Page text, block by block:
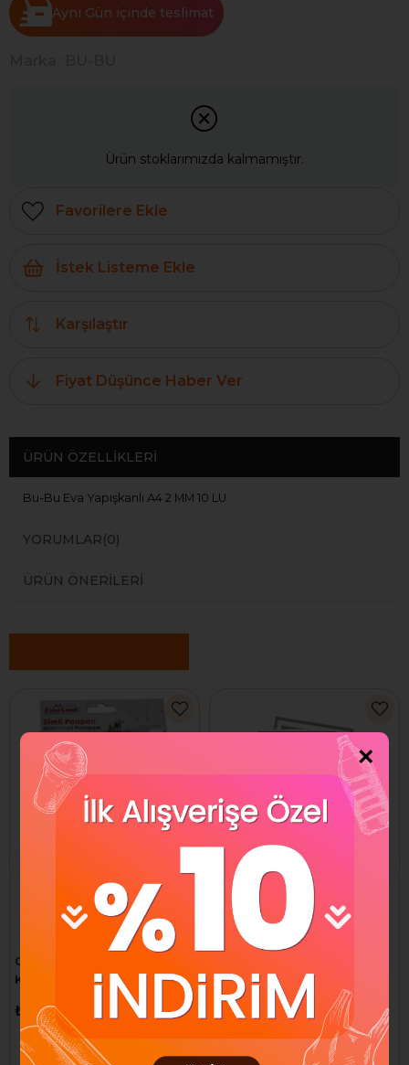
Aynı Gün
Ürün stoklarımızda kalmamıştır.
Favorilere Ekle
İstek Listeme Ekle
Karşılaştır
Fiyat Düşünce Haber Ver
ÜRÜN ÖZELLIKLERI
Bu-Bu Eva Yapışkanlı A4 2 MM 10 LU
YORUMLAR(0)
ÜRÜN ÖNERILERI
Colorland Pon Pon Simli
Karışık 60 Lı COLOR-PON02
₺83,61
Sepete Ekle
1/025 2 Ad JE07-E3025-01
₺231,26
Sepete Ekle
×